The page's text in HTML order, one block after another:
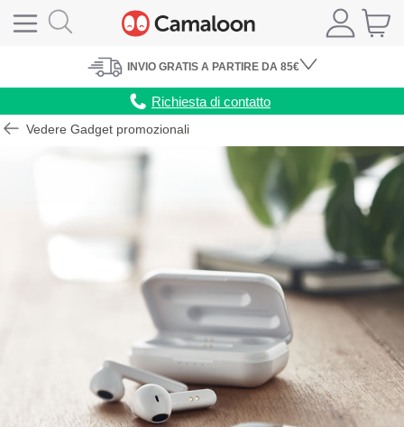
INVIO GRATIS A PARTIRE DA 85€
Richiesta di contatto
Vedere Gadget promozionali